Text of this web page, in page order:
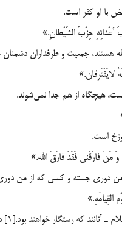
با او كفر است.
هستند، جمعیت و طرفداران
هیچگاه از هم جدا نمی‌شوند.
است.
دوری جسته و كسی كه از من
كه رستگار خواهند بود.[1] دیگر باره فرمود: